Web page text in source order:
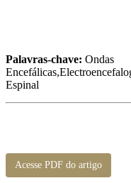
Palavras-chave: Ondas
Espinal
Acesse PDF do artigo